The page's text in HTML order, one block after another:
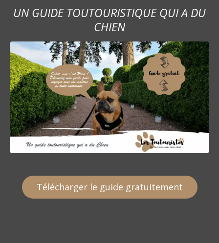
UN GUIDE TOUTOURISTIQUE QUI A DU
CHIEN
Télécharger le guide gratuitement